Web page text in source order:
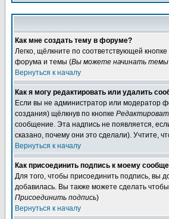
Как мне создать тему в форуме?
Легко, щёлкните по соответствующей
форума и темы (Вы можете начинать темы
Вернуться к началу
Как я могу редактировать или удалить
Если вы не администратор или модератор
создания) щёлкнув по кнопке
сообщение. Эта надпись не появляется,
сказано, почему они это сделали). Учтите,
Вернуться к началу
Как присоединить подпись к моему
Для того, чтобы присоединить подпись, вы
добавилась. Вы также можете сделать
Присоединить подпись)
Вернуться к началу